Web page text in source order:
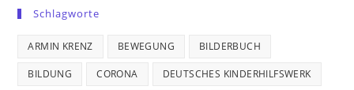
Schlagworte
ARMIN KRENZ BEWEGUNG BILDERBUCH
BILDUNG CORONA DEUTSCHES KINDERHILFSWERK